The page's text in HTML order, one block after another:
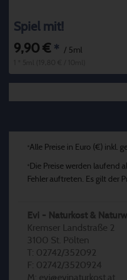
Spiel mit!
9,90 € * / 5ml
* Alle Preise in Euro (€) inkl.
* Die Preise werden laufend
Fehler auftreten. Es gilt der
Evi - Naturkost &
Kremser Landstraße 2
3100 St. Pölten
T: 02742/352092
F: 02742/3520924
M: evi@evinaturkost.at